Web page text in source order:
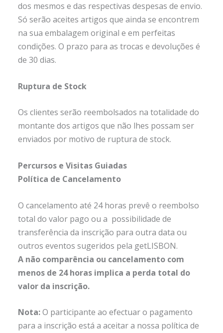
dos mesmos e das respectivas despesas de envio.
Só serão aceites artigos que ainda se encontrem
na sua embalagem original e em perfeitas
condições. O prazo para as trocas e devoluções é
de 30 dias.
Ruptura de Stock
Os clientes serão reembolsados na totalidade do
montante dos artigos que não lhes possam ser
enviados por motivo de ruptura de stock.
Percursos e Visitas Guiadas
Política de Cancelamento
O cancelamento até 24 horas prevê o reembolso
total do valor pago ou a possibilidade de
transferência da inscrição para outra data ou
outros eventos sugeridos pela getLISBON.
A não comparência ou cancelamento com
menos de 24 horas implica a perda total do
valor da inscrição.
Nota:O participante ao efectuar o pagamento
para a inscrição está a aceitar a nossa política de